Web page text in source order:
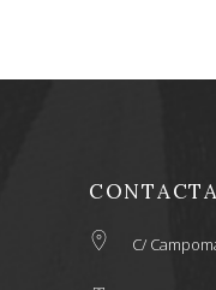
CONTACTA
C/